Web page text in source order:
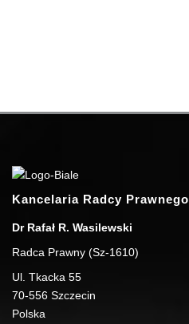
Kancelaria Radcy Prawnego
Dr Rafał R. Wasilewski
Radca Prawny (Sz-1610)
Ul. Tkacka 55
70-556 Szczecin
Polska